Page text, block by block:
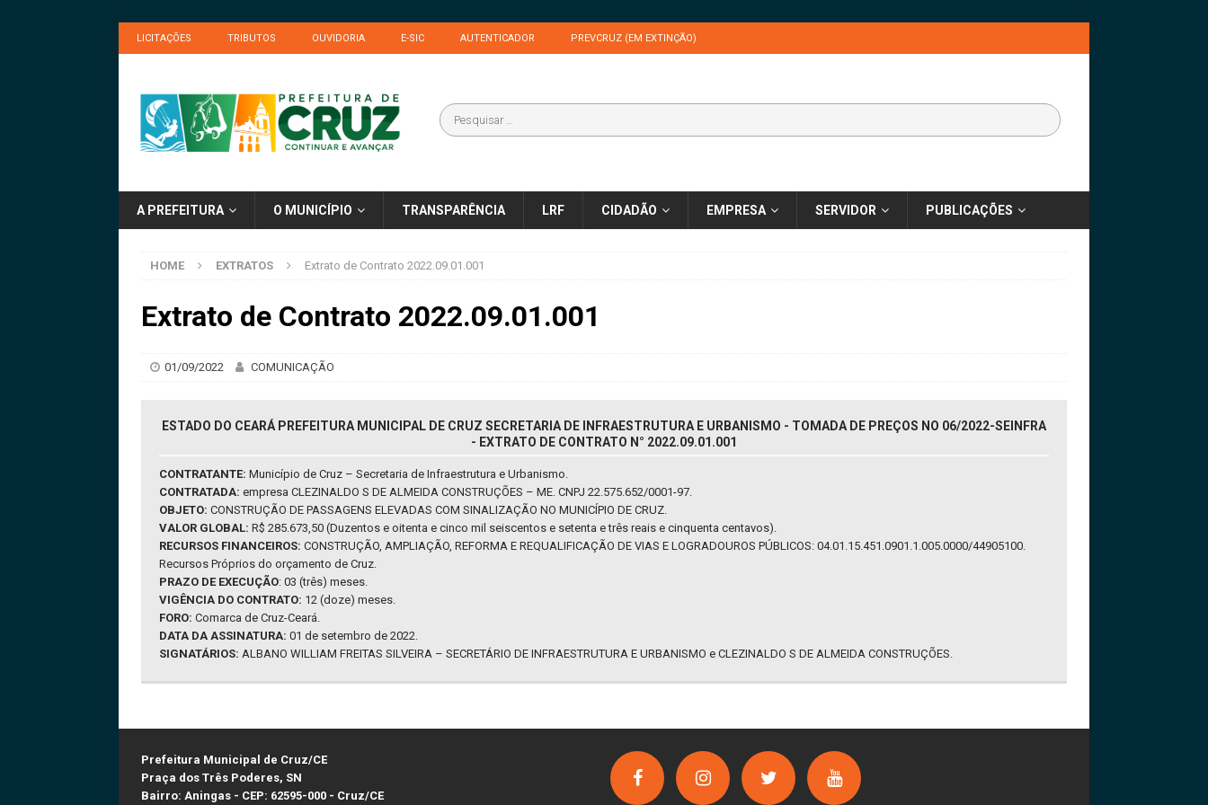
LICITAÇÕES TRIBUTOS OUVIDORIA E-SIC AUTENTICADOR PREVCRUZ (EM EXTINÇÃO)
A PREFEITURA O MUNICÍPIO TRANSPARÊNCIA LRF CIDADÃO EMPRESA SERVIDOR PUBLICAÇÕES
HOME EXTRATOS Extrato de Contrato 2022.09.01.001
Extrato de Contrato 2022.09.01.001
01/09/2022 COMUNICAÇÃO
ESTADO DO CEARÁ PREFEITURA MUNICIPAL DE CRUZ SECRETARIA DE INFRAESTRUTURA E URBANISMO - TOMADA DE PREÇOS NO 06/2022-SEINFRA
- EXTRATO DE CONTRATO N° 2022.09.01.001
CONTRATANTE: Município de Cruz – Secretaria de Infraestrutura e Urbanismo.
CONTRATADA: empresa CLEZINALDO S DE ALMEIDA CONSTRUÇÕES – ME. CNPJ 22.575.652/0001-97.
OBJETO: CONSTRUÇÃO DE PASSAGENS ELEVADAS COM SINALIZAÇÃO NO MUNICÍPIO DE CRUZ.
VALOR GLOBAL: R$ 285.673,50 (Duzentos e oitenta e cinco mil seiscentos e setenta e três reais e cinquenta centavos).
RECURSOS FINANCEIROS: CONSTRUÇÃO, AMPLIAÇÃO, REFORMA E REQUALIFICAÇÃO DE VIAS E LOGRADOUROS PÚBLICOS: 04.01.15.451.0901.1.005.0000/44905100.
Recursos Próprios do orçamento de Cruz.
PRAZO DE EXECUÇÃO: 03 (três) meses.
VIGÊNCIA DO CONTRATO: 12 (doze) meses.
FORO: Comarca de Cruz-Ceará.
DATA DA ASSINATURA: 01 de setembro de 2022.
SIGNATÁRIOS: ALBANO WILLIAM FREITAS SILVEIRA – SECRETÁRIO DE INFRAESTRUTURA E URBANISMO e CLEZINALDO S DE ALMEIDA CONSTRUÇÕES.
Prefeitura Municipal de Cruz/CE
Praça dos Três Poderes, SN
Bairro: Aningas - CEP: 62595-000 - Cruz/CE